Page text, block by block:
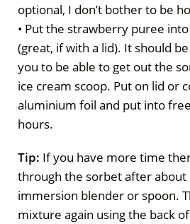
optional, I don’t bother to be
• Put the strawberry puree
(great, if with a lid). It should
you to be able to get out the
ice cream scoop. Put on lid or
aluminium foil and put into
hours.
Tip: If you have more time
through the sorbet after about
immersion blender or spoon.
mixture again using the back